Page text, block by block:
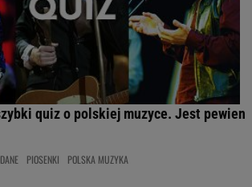
quiz o polskiej muzyce. Jest pewien
PIOSENKI POLSKA MUZYKA